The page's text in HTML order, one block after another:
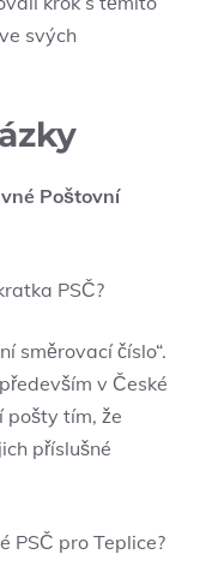
svých
Poštovní
PSČ?
směrovací číslo“.
v České
pošty tím, že
příslušné
PSČ pro Teplice?